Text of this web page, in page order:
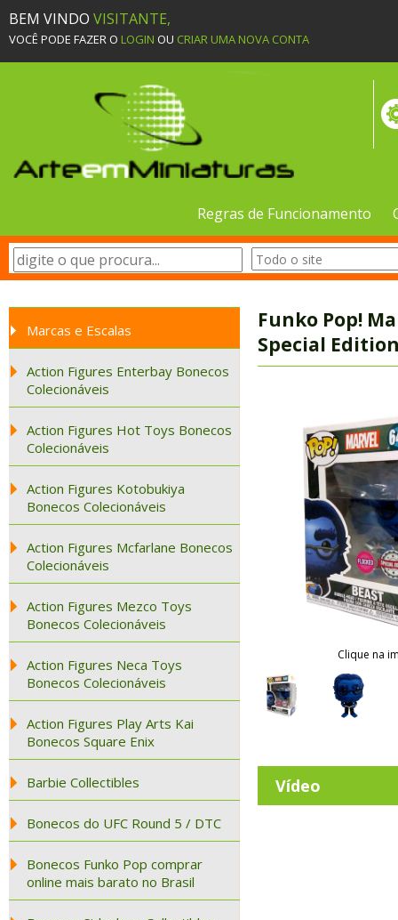
BEM VINDO VISITANTE,
VOCÊ PODE FAZER O LOGIN OU CRIAR UMA NOVA CONTA
Regras de Funcionamento
Marcas e Escalas
Action Figures Enterbay Bonecos
Colecionáveis
Action Figures Hot Toys Bonecos
Colecionáveis
Action Figures Kotobukiya
Bonecos Colecionáveis
Action Figures Mcfarlane Bonecos
Colecionáveis
Action Figures Mezco Toys
Bonecos Colecionáveis
Action Figures Neca Toys
Bonecos Colecionáveis
Action Figures Play Arts Kai
Bonecos Square Enix
Barbie Collectibles
Bonecos do UFC Round 5 / DTC
Bonecos Funko Pop comprar
online mais barato no Brasil
Funko Pop!
Special
Clique na
Vídeo